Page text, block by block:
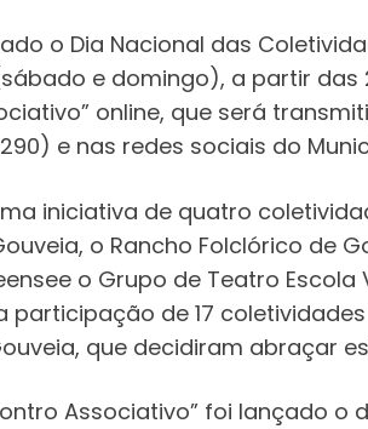
o Dia Nacional das
e domingo), a partir das
online, que será
e nas redes sociais do
iniciativa de quatro
o Rancho Folclórico de
o Grupo de Teatro
participação de 17
que decidiram abraçar
Associativo” foi lançado